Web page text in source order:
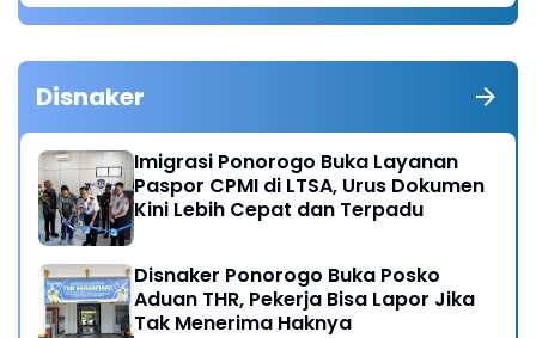
Disnaker
Imigrasi Ponorogo Buka Layanan
Paspor CPMI di LTSA, Urus Dokumen
Kini Lebih Cepat dan Terpadu
Disnaker Ponorogo Buka Posko
Aduan THR, Pekerja Bisa Lapor Jika
Tak Menerima Haknya